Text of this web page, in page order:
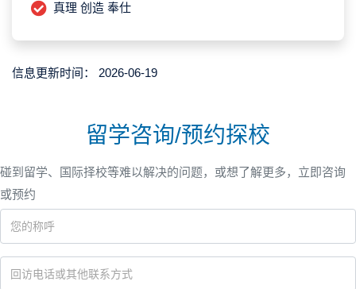
真理 创造 奉仕
信息更新时间： 2026-06-19
留学咨询/预约探校
碰到留学、国际择校等难以解决的问题，或想了解更多，立即咨询
或预约